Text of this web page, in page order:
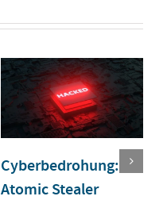
Cyberbedrohung:
Atomic Stealer